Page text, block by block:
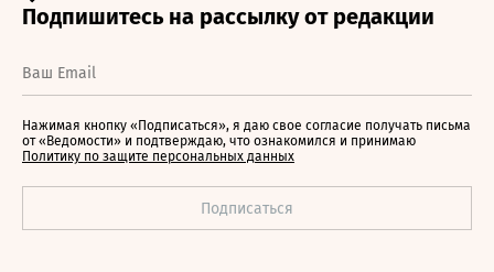
Нажимая кнопку «Подписаться», я даю свое согласие получать письма
от «Ведомости» и подтверждаю, что ознакомился и принимаю
Политику по защите персональных данных